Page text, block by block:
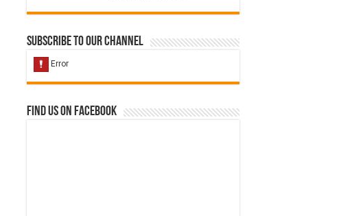
Subscribe to our Channel
Find us on Facebook